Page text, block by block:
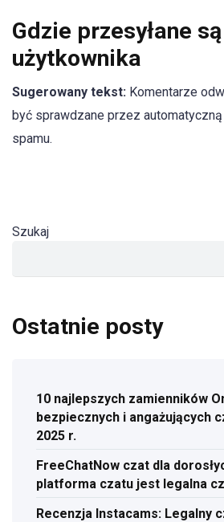
Gdzie przesyłane
użytkownika
Sugerowany tekst: Komentarze
być sprawdzane przez automatyczną
spamu.
Szukaj
Ostatnie posty
10 najlepszych zamienników
bezpiecznych i angażujących
2025 r.
FreeChatNow czat dla
platforma czatu jest legalna
Recenzja Instacams: Legalny